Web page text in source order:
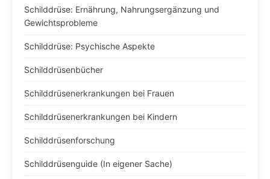
Schilddrüse: Ernährung, Nahrungsergänzung und
Gewichtsprobleme
Schilddrüse: Psychische Aspekte
Schilddrüsenbücher
Schilddrüsenerkrankungen bei Frauen
Schilddrüsenerkrankungen bei Kindern
Schilddrüsenforschung
Schilddrüsenguide (In eigener Sache)